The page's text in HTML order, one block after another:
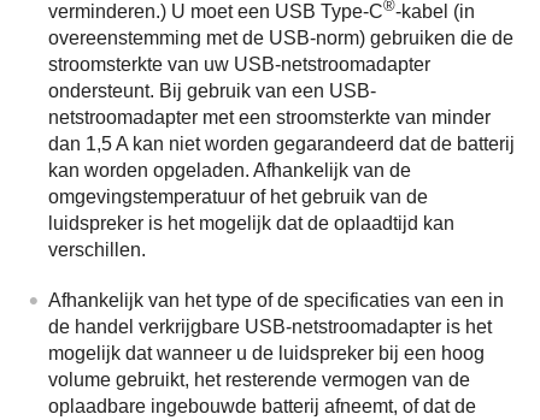
verminderen.) U moet een USB Type-C®-kabel (in
overeenstemming met de USB-norm) gebruiken die de
stroomsterkte van uw USB-netstroomadapter
ondersteunt. Bij gebruik van een USB-
netstroomadapter met een stroomsterkte van minder
dan 1,5 A kan niet worden gegarandeerd dat de batterij
kan worden opgeladen. Afhankelijk van de
omgevingstemperatuur of het gebruik van de
luidspreker is het mogelijk dat de oplaadtijd kan
verschillen.
Afhankelijk van het type of de specificaties van een in
de handel verkrijgbare USB-netstroomadapter is het
mogelijk dat wanneer u de luidspreker bij een hoog
volume gebruikt, het resterende vermogen van de
oplaadbare ingebouwde batterij afneemt, of dat de